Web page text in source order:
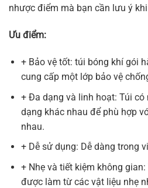
nhược điểm mà bạn cần lưu ý
Ưu điểm:
+ Bảo vệ tốt: túi bóng khí gói
cung cấp một lớp bảo vệ
+ Đa dạng và linh hoạt: Túi có
dạng khác nhau để phù hợp
nhau.
+ Dễ sử dụng: Dễ dàng trong
+ Nhẹ và tiết kiệm không
được làm từ các vật liệu nhẹ